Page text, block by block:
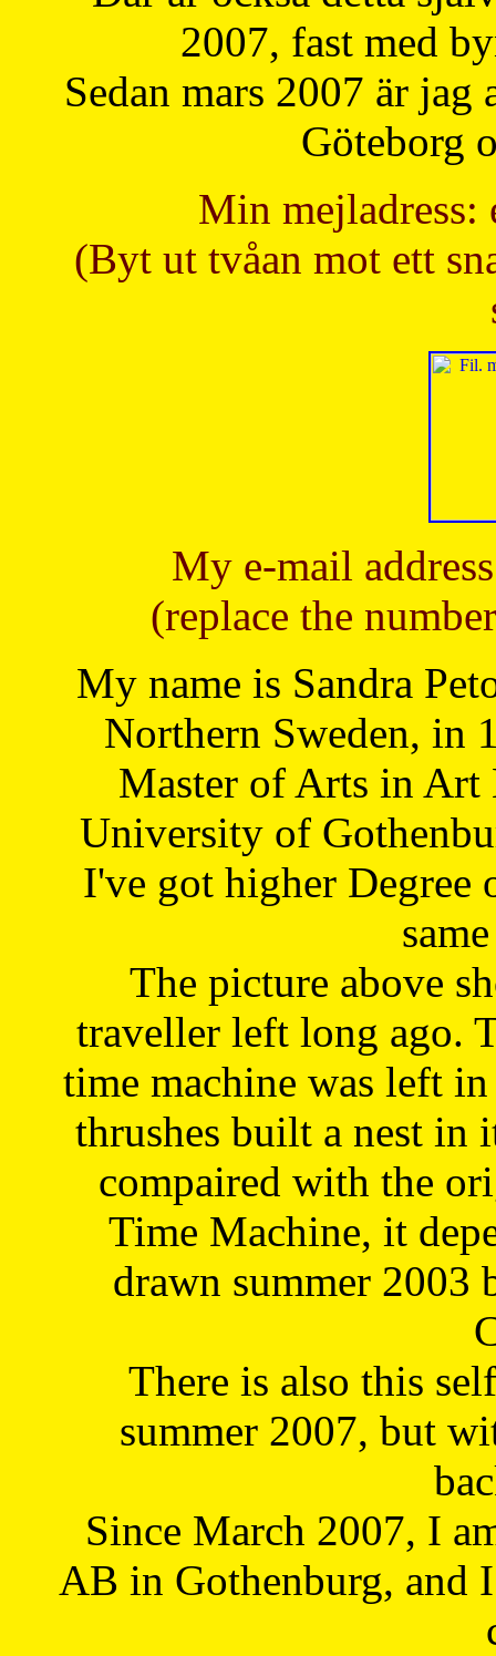
2007, fast med
Sedan mars 2007 är
Göteborg
Min mejladress:
(Byt ut tvåan mot ett
My e-mail
(replace the
My name is Sandra
Northern Sweden, in
Master of Arts in Art
University of
I've got higher Degree
The picture above
traveller left long ago.
time machine was left
thrushes built a nest in
compaired with the
Time Machine, it
drawn summer 2003
There is also this
summer 2007, but
Since March 2007, I
AB in Gothenburg, and